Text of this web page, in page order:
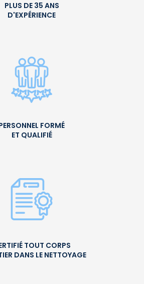
PLUS DE 35 ANS
D'EXPÉRIENCE
FORMÉ
ET QUALIFIÉ
TOUT CORPS
DANS LE NETTOYAGE